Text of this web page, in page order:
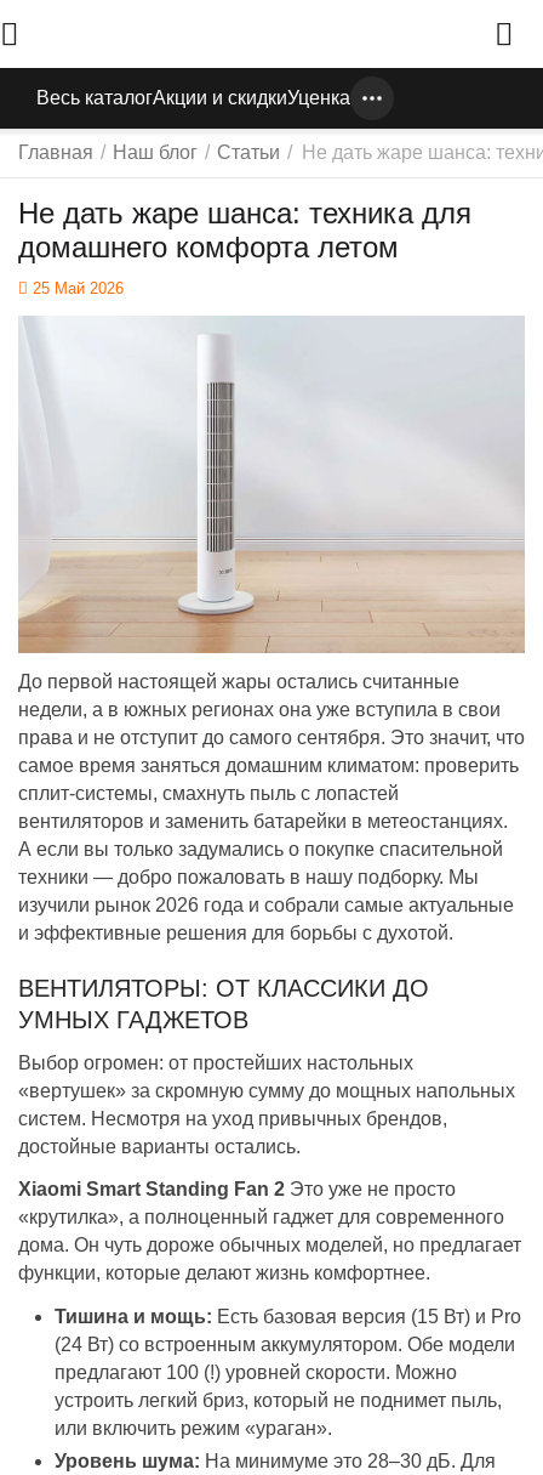
Весь каталогАкции и скидкиУценка
Главная / Наш блог / Статьи / Не дать жаре шанса:
Не дать жаре шанса: техника для
домашнего комфорта летом
25 Май 2026
До первой настоящей жары остались считанные
недели, а в южных регионах она уже вступила в свои
права и не отступит до самого сентября. Это значит, что
самое время заняться домашним климатом: проверить
сплит-системы, смахнуть пыль с лопастей
вентиляторов и заменить батарейки в метеостанциях.
А если вы только задумались о покупке спасительной
техники — добро пожаловать в нашу подборку. Мы
изучили рынок 2026 года и собрали самые актуальные
и эффективные решения для борьбы с духотой.
ВЕНТИЛЯТОРЫ: ОТ КЛАССИКИ ДО
УМНЫХ ГАДЖЕТОВ
Выбор огромен: от простейших настольных
«вертушек» за скромную сумму до мощных напольных
систем. Несмотря на уход привычных брендов,
достойные варианты остались.
Xiaomi Smart Standing Fan 2 Это уже не просто
«крутилка», а полноценный гаджет для современного
дома. Он чуть дороже обычных моделей, но предлагает
функции, которые делают жизнь комфортнее.
Тишина и мощь: Есть базовая версия (15 Вт) и Pro
(24 Вт) со встроенным аккумулятором. Обе модели
предлагают 100 (!) уровней скорости. Можно
устроить легкий бриз, который не поднимет пыль,
или включить режим «ураган».
Уровень шума: На минимуме это 28–30 дБ. Для